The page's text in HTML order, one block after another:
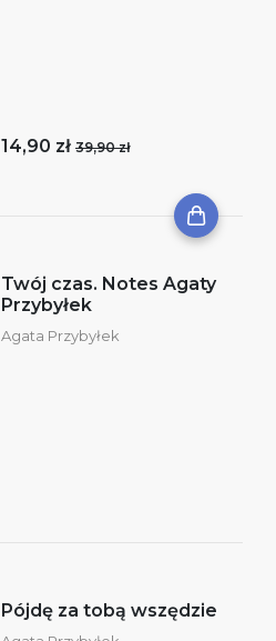
14,90 zł 39,90 zł
Twój czas. Notes Agaty
Przybyłek
Agata Przybyłek
Pójdę za tobą wszędzie